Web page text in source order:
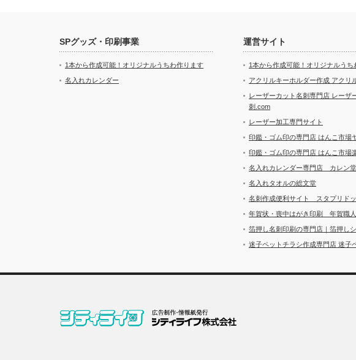
SPグッズ・印刷事業
1本から作成可能！オリジナルうちわ作ります
名入れカレンダー
運営サイト
1本から作成可能！オリジナルうち
アクリルキーホルダー作成 アクリ
レーザーカット名刺専門店 レーザ
刺.com
レーザー加工専門サイト
印鑑・ゴム印の専門店 はんこ市場
印鑑・ゴム印の専門店 はんこ市場
名入れカレンダー専門店 カレン堂
名入れタオルの総文堂
名刺作成便利サイト スタプリド
年賀状・喪中はがき印刷 年賀職人
箔押し名刺印刷の専門店｜箔押し
迷子ペットチラシ作成専門店 迷子